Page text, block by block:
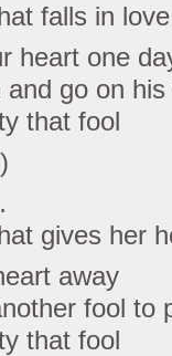
falls in
heart one
and go on
that fool
gives her
away
fool to
that fool